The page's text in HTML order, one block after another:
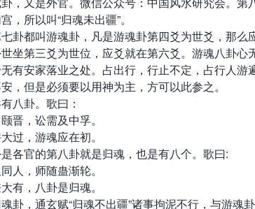
，所以叫“归魂未出疆”。
都叫游魂卦，凡是游魂卦第四爻为世爻，那么应
第三爻为世位，应爻就在第六爻。游魂八卦心
有安家落业之处。占出行，行止不定，占行人游
，但是必须要以用神为主，方可以此参之。
卦。歌曰：
，讼需及中孚。
，游魂应在初。
官的第八卦就是归魂，也是有八个。歌曰:
，师随蛊渐轮。
，八卦是归魂。
，通玄赋“归魂不出疆”诸事拘泥不行，与游魂卦